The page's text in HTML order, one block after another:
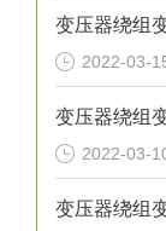
变压器绕组
2022-03-
变压器绕组
2022-03-
变压器绕组